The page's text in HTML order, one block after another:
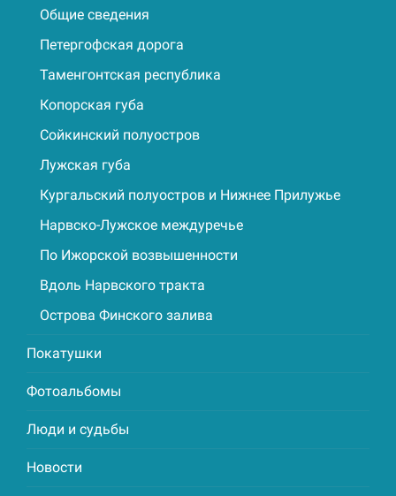
Общие сведения
Петергофская дорога
Таменгонтская республика
Копорская губа
Сойкинский полуостров
Лужская губа
Кургальский полуостров и Нижнее Прилужье
Нарвско-Лужское междуречье
По Ижорской возвышенности
Вдоль Нарвского тракта
Острова Финского залива
Покатушки
Фотоальбомы
Люди и судьбы
Новости